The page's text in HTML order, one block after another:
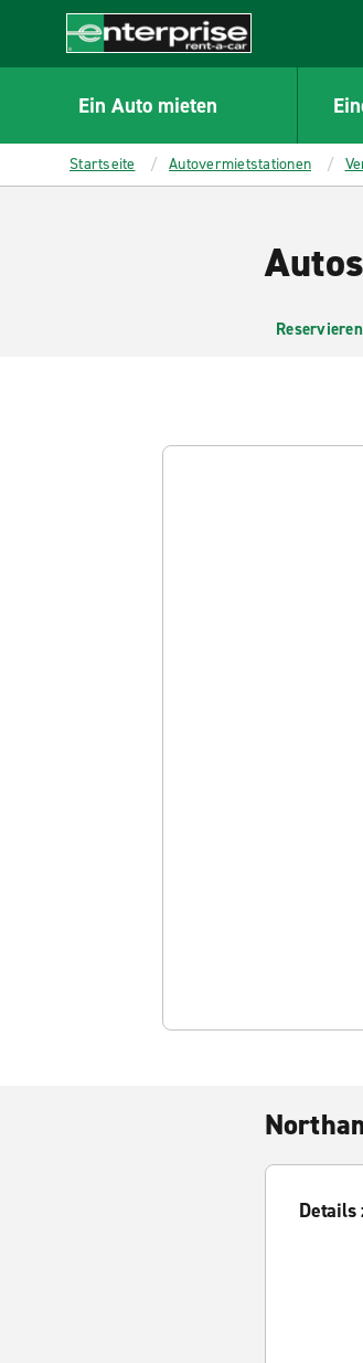
CONTENT
Enterprise
Ein Auto mieten
Startseite Autovermietstationen
Reservieren
Details